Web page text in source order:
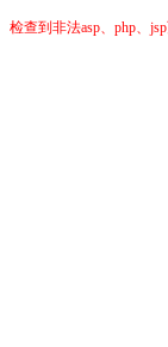
检查到非法asp、php、